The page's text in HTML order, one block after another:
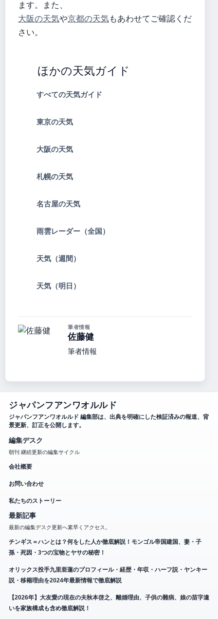
ます。また、
大阪の天気や京都の天気もあわせてご確認くだ
さい。
ほかの天気ガイド
すべての天気ガイド
東京の天気
大阪の天気
札幌の天気
名古屋の天気
雨雲レーダー（全国）
天気（週間）
天気（明日）
筆者情報
佐藤健
筆者情報
ジャパンフアンワオルルド
ジャパンフアンワオルルド 編集部は、出典を明確にした検証済みの報道、背
景更新、訂正を公開します。
編集デスク
朝刊 継続更新の編集サイクル
会社概要
お問い合わせ
私たちのストーリー
最新記事
最新の編集デスク更新へ素早くアクセス。
チンギス＝ハンとは？何をした人か徹底解説！モンゴル帝国建国、妻・子
孫・死因・3つの宝物とヤサの秘密！
オリックス投手九里亜蓮のプロフィール・経歴・年収・ハーフ説・ヤンキー
説・移籍理由を2024年最新情報で徹底解説
【2026年】大友愛の現在の夫秋本啓之、離婚理由、子供の難病、娘の苗字違
いを家族構成も含め徹底解説！